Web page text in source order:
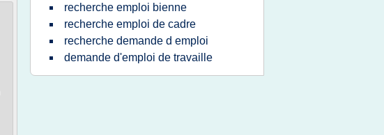
recherche emploi bienne
recherche emploi de cadre
recherche demande d emploi
demande d'emploi de travaille